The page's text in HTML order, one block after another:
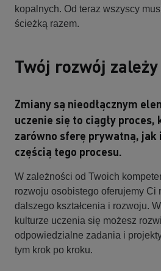
kopalnych. Od teraz wszyscy
ścieżką razem.
Twój rozwój
Zmiany są nieodłącznym
uczenie się to ciągły
zarówno sferę prywatną, jak
częścią tego procesu.
W zależności od Twoich
rozwoju osobistego oferujemy Ci
dalszego kształcenia i rozwoju.
kulturze uczenia się możesz
odpowiedzialne zadania i
tym krok po kroku.